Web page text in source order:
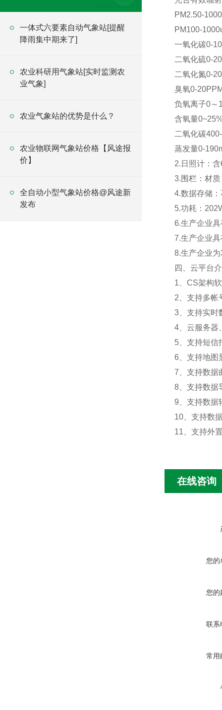
一体式六要素自动气象站[提醒
降雨集中期来了]
农业科研用气象站[实时监测农
业气象]
农业气象站的优势是什么？
农业物联网气象站价格【风途报
价】
全自动小型气象站价格@风途新
发布
PM2.50-
PM100-
一氧化碳0-
二氧化硫0-
二氧化氮0-
臭氧0-
负氧离子0～
含氧量
二氧化碳
蒸发量0-
2.日照计：
3.围栏：材
4.数据存储
5.功耗：
6.生产企业
7.生产企业
8.生产企业
四、云平台
1、CS架构
2、支持多帐
3、支持实时
4、云服务器
5、支持短信
6、支持地图
7、支持数据
8、支持数据
9、支持数据
10、支持数
11、支持外
在线咨询
您的
您的
联系
常用